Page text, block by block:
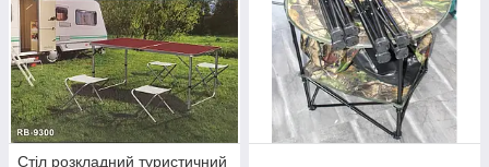
Стіл розкладний туристичний